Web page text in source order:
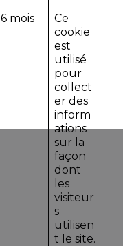
6 mois
Ce
cookie
est
utilisé
pour
collect
er des
inform
ations
sur la
façon
dont
les
visiteur
s
utilisen
t le site.